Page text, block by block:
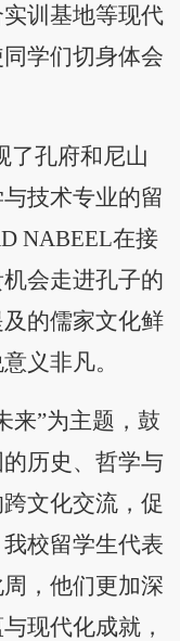
训基地等现代
学们切身体会
了孔府和尼山
技术专业的留
NABEEL在接
会走进孔子的
的儒家文化鲜
义非凡。
来”为主题，鼓
历史、哲学与
文化交流，促
校留学生代表
，他们更加深
现代化成就，